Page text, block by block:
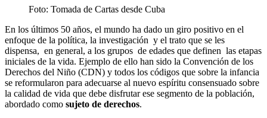
Foto: Tomada de Cartas desde Cuba
En los últimos 50 años, el mundo ha dado un giro positivo en el
enfoque de la política, la investigación y el trato que se les
dispensa, en general, a los grupos de edades que definen las etapas
iniciales de la vida. Ejemplo de ello han sido la Convención de los
Derechos del Niño (CDN) y todos los códigos que sobre la infancia
se reformularon para adecuarse al nuevo espíritu consensuado sobre
la calidad de vida que debe disfrutar ese segmento de la población,
abordado como sujeto de derechos.